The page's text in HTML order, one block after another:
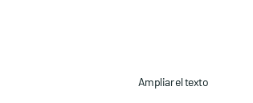
Ampliar el texto